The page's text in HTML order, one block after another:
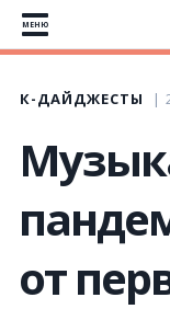
МЕНЮ
К-ДАЙДЖЕСТЫ
от